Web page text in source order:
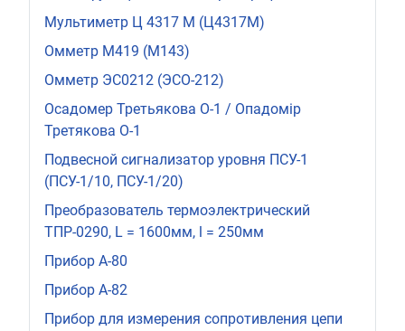
Мультиметр Ц 4317 М (Ц4317М)
Омметр М419 (М143)
Омметр ЭС0212 (ЭСО-212)
Осадомер Третьякова О-1 / Опадомір
Третякова О-1
Подвесной сигнализатор уровня ПСУ-1
(ПСУ-1/10, ПСУ-1/20)
Преобразователь термоэлектрический
ТПР-0290, L = 1600мм, l = 250мм
Прибор А-80
Прибор А-82
Прибор для измерения сопротивления цепи